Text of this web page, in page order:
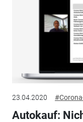
23.04.2020
Autokauf: